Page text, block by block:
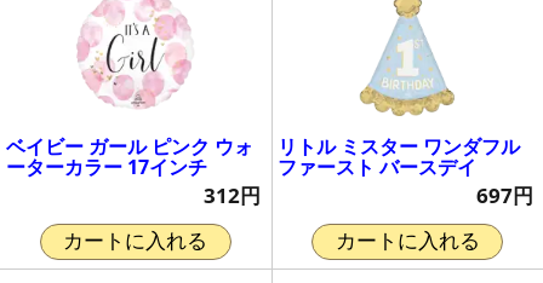
ベイビー ガール ピンク ウォ
ーターカラー 17インチ
312円
カートに入れる
リトル ミスター ワンダフル
ファースト バースデイ
697円
カートに入れる